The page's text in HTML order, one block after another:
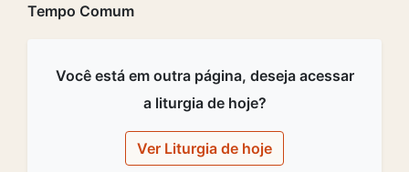
Tempo Comum
Você está em outra página, deseja acessar
a liturgia de hoje?
Ver Liturgia de hoje